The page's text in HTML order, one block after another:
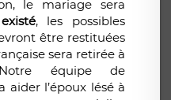
le mariage sera
, les possibles
être restituées
sera retirée à
Notre équipe de
aider l’époux lésé à